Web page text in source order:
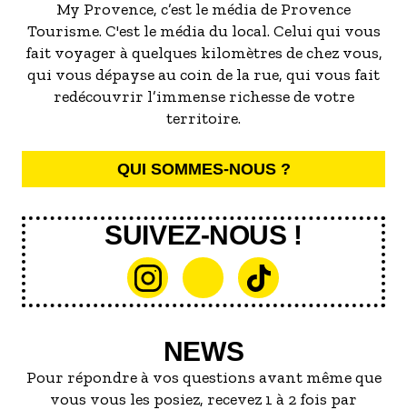
biodiversité, un espace de liberté où
l’homme et la nature se retrouvent enfin.
méditerranéens, regards sur le vivant ou
sur l’histoire des ports : la ville ne
manque pas d’idées pour réchauffer les
esprits.
Découvrez notre top des expos à ne pas
My Provence, c’est le média de Provence
Tourisme. C'est le média du local. Celui qui vous
fait voyager à quelques kilomètres de chez vous,
qui vous dépayse au coin de la rue, qui vous fait
redécouvrir l’immense richesse de votre
territoire.
QUI SOMMES-NOUS ?
SUIVEZ-NOUS !
NEWS
Pour répondre à vos questions avant même que
vous vous les posiez, recevez 1 à 2 fois par